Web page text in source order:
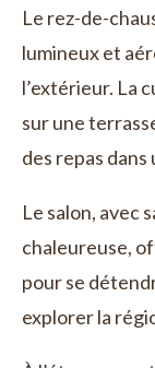
Le rez-de-
lumineux et
l’extérieur. La
sur une
des repas
Le salon, avec
chaleureuse,
pour se
explorer la